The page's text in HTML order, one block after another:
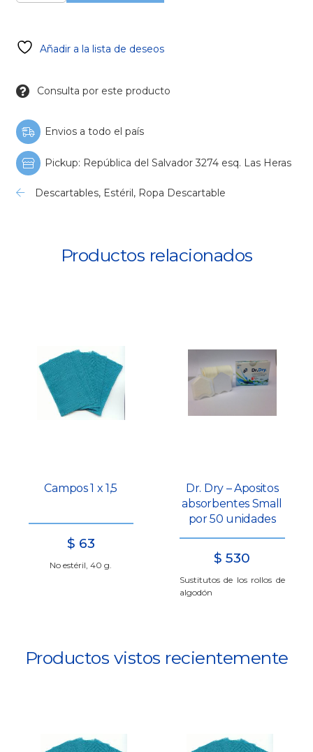
Fenestrado
EstérilAñadir a la lista de deseos
Consulta por este producto
Envios a todo el país
Pickup: República del Salvador 3274 esq. Las Heras
Descartables, Estéril, Ropa Descartable
Productos relacionados
Campos 1 x 1,5
$ 63
No estéril, 40 g.
Dr. Dry – Apositos
absorbentes Small
por 50 unidades
$530
Sustitutos de los rollos de
algodón
Productos vistos recientemente